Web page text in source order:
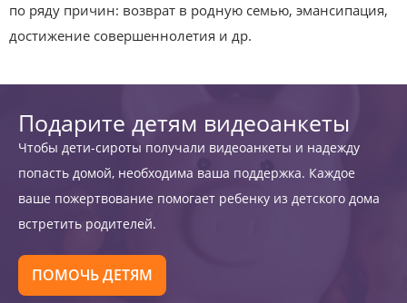
по ряду причин: возврат в родную семью, эмансипация,
достижение совершеннолетия и др.
Подарите детям видеоанкеты
Чтобы дети-сироты получали видеоанкеты и надежду
попасть домой, необходима ваша поддержка. Каждое
ваше пожертвование помогает ребенку из детского дома
встретить родителей.
ПОМОЧЬ ДЕТЯМ